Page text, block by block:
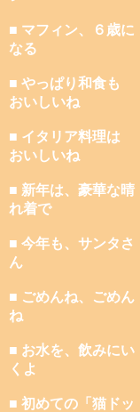
■ マフィン、６歳に
なる
■ やっぱり和食も
おいしいね
■ イタリア料理は
おいしいね
■ 新年は、豪華な晴
れ着で
■ 今年も、サンタさ
ん
■ ごめんね、ごめん
ね
■ お水を、飲みにい
くよ
■ 初めての「猫ドッ